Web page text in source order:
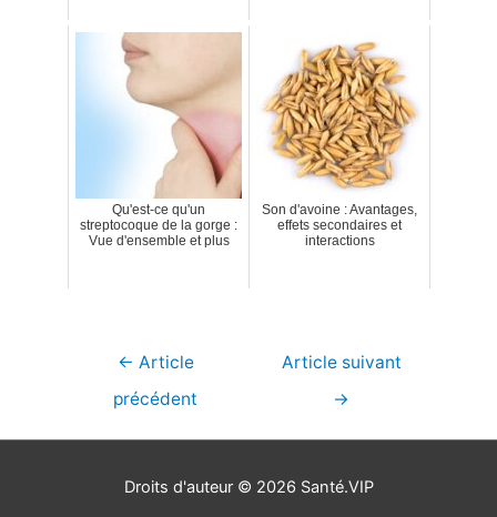
Qu'est-ce qu'un
streptocoque de la gorge :
Vue d'ensemble et plus
Son d'avoine : Avantages,
effets secondaires et
interactions
Navigation
← Article
précédent
Article suivant
→
Droits d'auteur © 2026 Santé.VIP